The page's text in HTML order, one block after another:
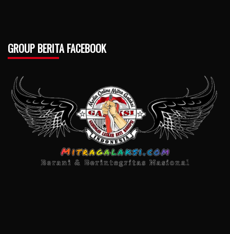
GROUP BERITA FACEBOOK